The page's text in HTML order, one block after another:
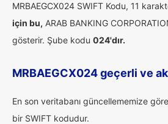
MRBAEGCX024 SWIFT Kodu, 11
için bu, ARAB BANKING
gösterir. Şube kodu 024'dır.
MRBAEGCX024 geçerli ve
En son veritabanı güncellememize
bir SWIFT kodudur.